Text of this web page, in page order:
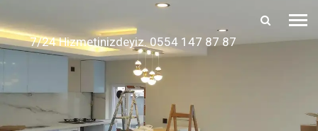
7/24 Hizmetinizdeyiz. 0554 147 87 87